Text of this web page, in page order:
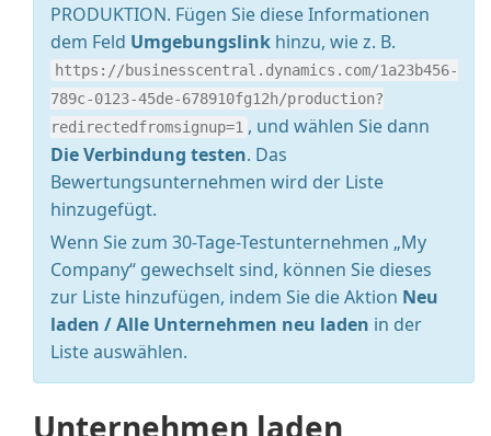
PRODUKTION. Fügen Sie diese Informationen
dem Feld Umgebungslink hinzu, wie z. B.
https://businesscentral.dynamics.com/1a23b456-
789c-0123-45de-678910fg12h/production?
redirectedfromsignup=1 , und wählen Sie dann
Die Verbindung testen. Das
Bewertungsunternehmen wird der Liste
hinzugefügt.
Wenn Sie zum 30-Tage-Testunternehmen „My
Company“ gewechselt sind, können Sie dieses
zur Liste hinzufügen, indem Sie die Aktion Neu
laden / Alle Unternehmen neu laden in der
Liste auswählen.
Unternehmen laden